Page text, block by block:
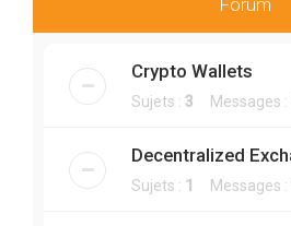
Crypto Wallets
Sujets : 3 Messages :
Decentralized
Sujets : 1 Messages :